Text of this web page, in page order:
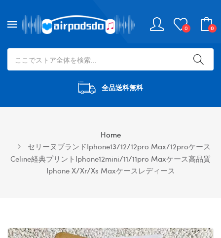
0 0
全品送料無料
Home
セリーヌブランドiphone13/12/12pro Max/12proケース
Celine経典プリントiphone12mini/11/11pro Maxケース高品質
Iphone X/xr/xs Maxケースレディース